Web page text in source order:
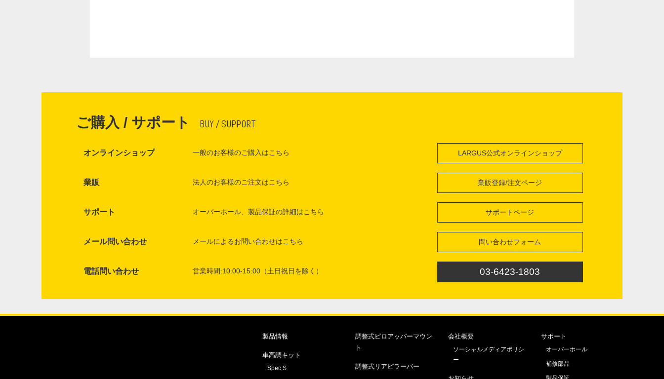
ご購入 / サポート BUY / SUPPORT
オンラインショップ 一般のお客様のご購入はこちら LARGUS公式オンラインショップ
業販 法人のお客様のご注文はこちら 業販登録/注文ページ
サポート オーバーホール、製品保証の詳細はこちら サポートページ
メール問い合わせ メールによるお問い合わせはこちら 問い合わせフォーム
電話問い合わせ 営業時間:10:00-15:00（土日祝日を除く） 03-6423-1803
製品情報
車高調キット
Spec S
調整式ピロアッパーマウン
ト
調整式リアピラーバー
会社概要
ソーシャルメディアポリシ
ー
サポート
オーバーホール
補修部品